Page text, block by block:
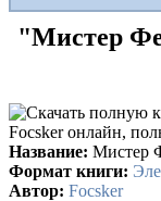
"Мистер
Название: Мистер
Формат книги:
Автор: Focsker